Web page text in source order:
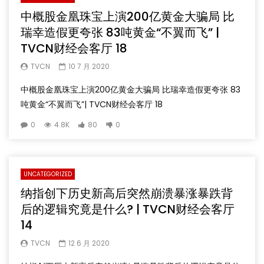
中概股金凰珠宝上演200亿黄金大骗局 比
瑞幸造假更夸张 83吨黄金“不翼而飞” |
TVCN财经会客厅 18
TVCN 10 7 月 2020
中概股金凰珠宝上演200亿黄金大骗局 比瑞幸造假更夸张 83
吨黄金“不翼而飞”| TVCN财经会客厅 18
0 4.8K 80 0
UNCATEGORIZED
纳指创下历史新高后突然崩溃暴涨暴跌背
后的逻辑究竟是什么? | TVCN财经会客厅
14
TVCN 12 6 月 2020